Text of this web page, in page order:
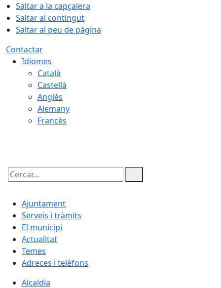
Saltar a la capçalera
Saltar al contingut
Saltar al peu de pàgina
Contactar
Idiomes
Català
Castellà
Anglès
Alemany
Francès
Cercar:
Ajuntament
Serveis i tràmits
El municipi
Actualitat
Temes
Adreces i telèfons
Alcaldia